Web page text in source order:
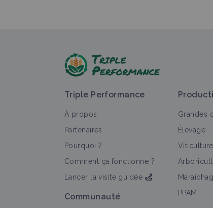
Triple Performance
À propos
Partenaires
Pourquoi ?
Comment ça fonctionne ?
Lancer la visite guidée
Communauté
Grandes
Élevage
Viticulture
PPAM